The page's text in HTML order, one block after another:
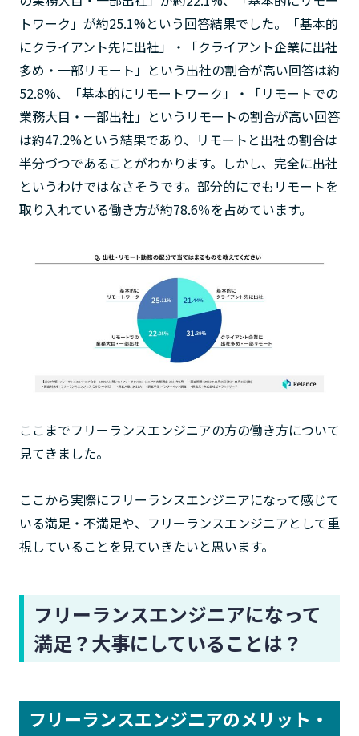
トワーク」が約25.1%という回答結果でした。「基本的
にクライアント先に出社」・「クライアント企業に出社
多め・一部リモート」という出社の割合が高い回答は約
52.8%、「基本的にリモートワーク」・「リモートでの
業務大目・一部出社」というリモートの割合が高い回答
は約47.2%という結果であり、リモートと出社の割合は
半分づつであることがわかります。しかし、完全に出社
というわけではなさそうです。部分的にでもリモートを
取り入れている働き方が約78.6％を占めています。
ここまでフリーランスエンジニアの方の働き方について
見てきました。
ここから実際にフリーランスエンジニアになって感じて
いる満足・不満足や、フリーランスエンジニアとして重
視していることを見ていきたいと思います。
フリーランスエンジニアになって
満足？大事にしていることは？
フリーランスエンジニアのメリット・